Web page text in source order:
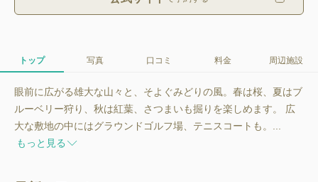
トップ 写真 口コミ 料金 周辺施設
眼前に広がる雄大な山々と、そよぐみどりの風。春は桜、夏はブ
ルーベリー狩り、秋は紅葉、さつまいも掘りを楽しめます。 広
大な敷地の中にはグラウンドゴルフ場、テニスコートも。...
もっと見る